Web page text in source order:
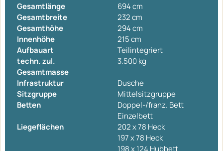
Gesamtlänge
694 cm
Gesamtbreite
232 cm
Gesamthöhe
294 cm
Innenhöhe
215 cm
Aufbauart
Teilintegriert
techn. zul.
Gesamtmasse
3.500 kg
Infrastruktur
Dusche
Sitzgruppe
Mittelsitzgruppe
Betten
Doppel-/franz. Bett
Einzelbett
Liegeflächen
202 x 78 Heck
197 x 78 Heck
198 x 124 Hubbett